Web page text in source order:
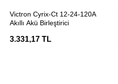
Victron Cyrix-Ct 12-24-120A
Akıllı Akü Birleştirici
3.331,17 TL